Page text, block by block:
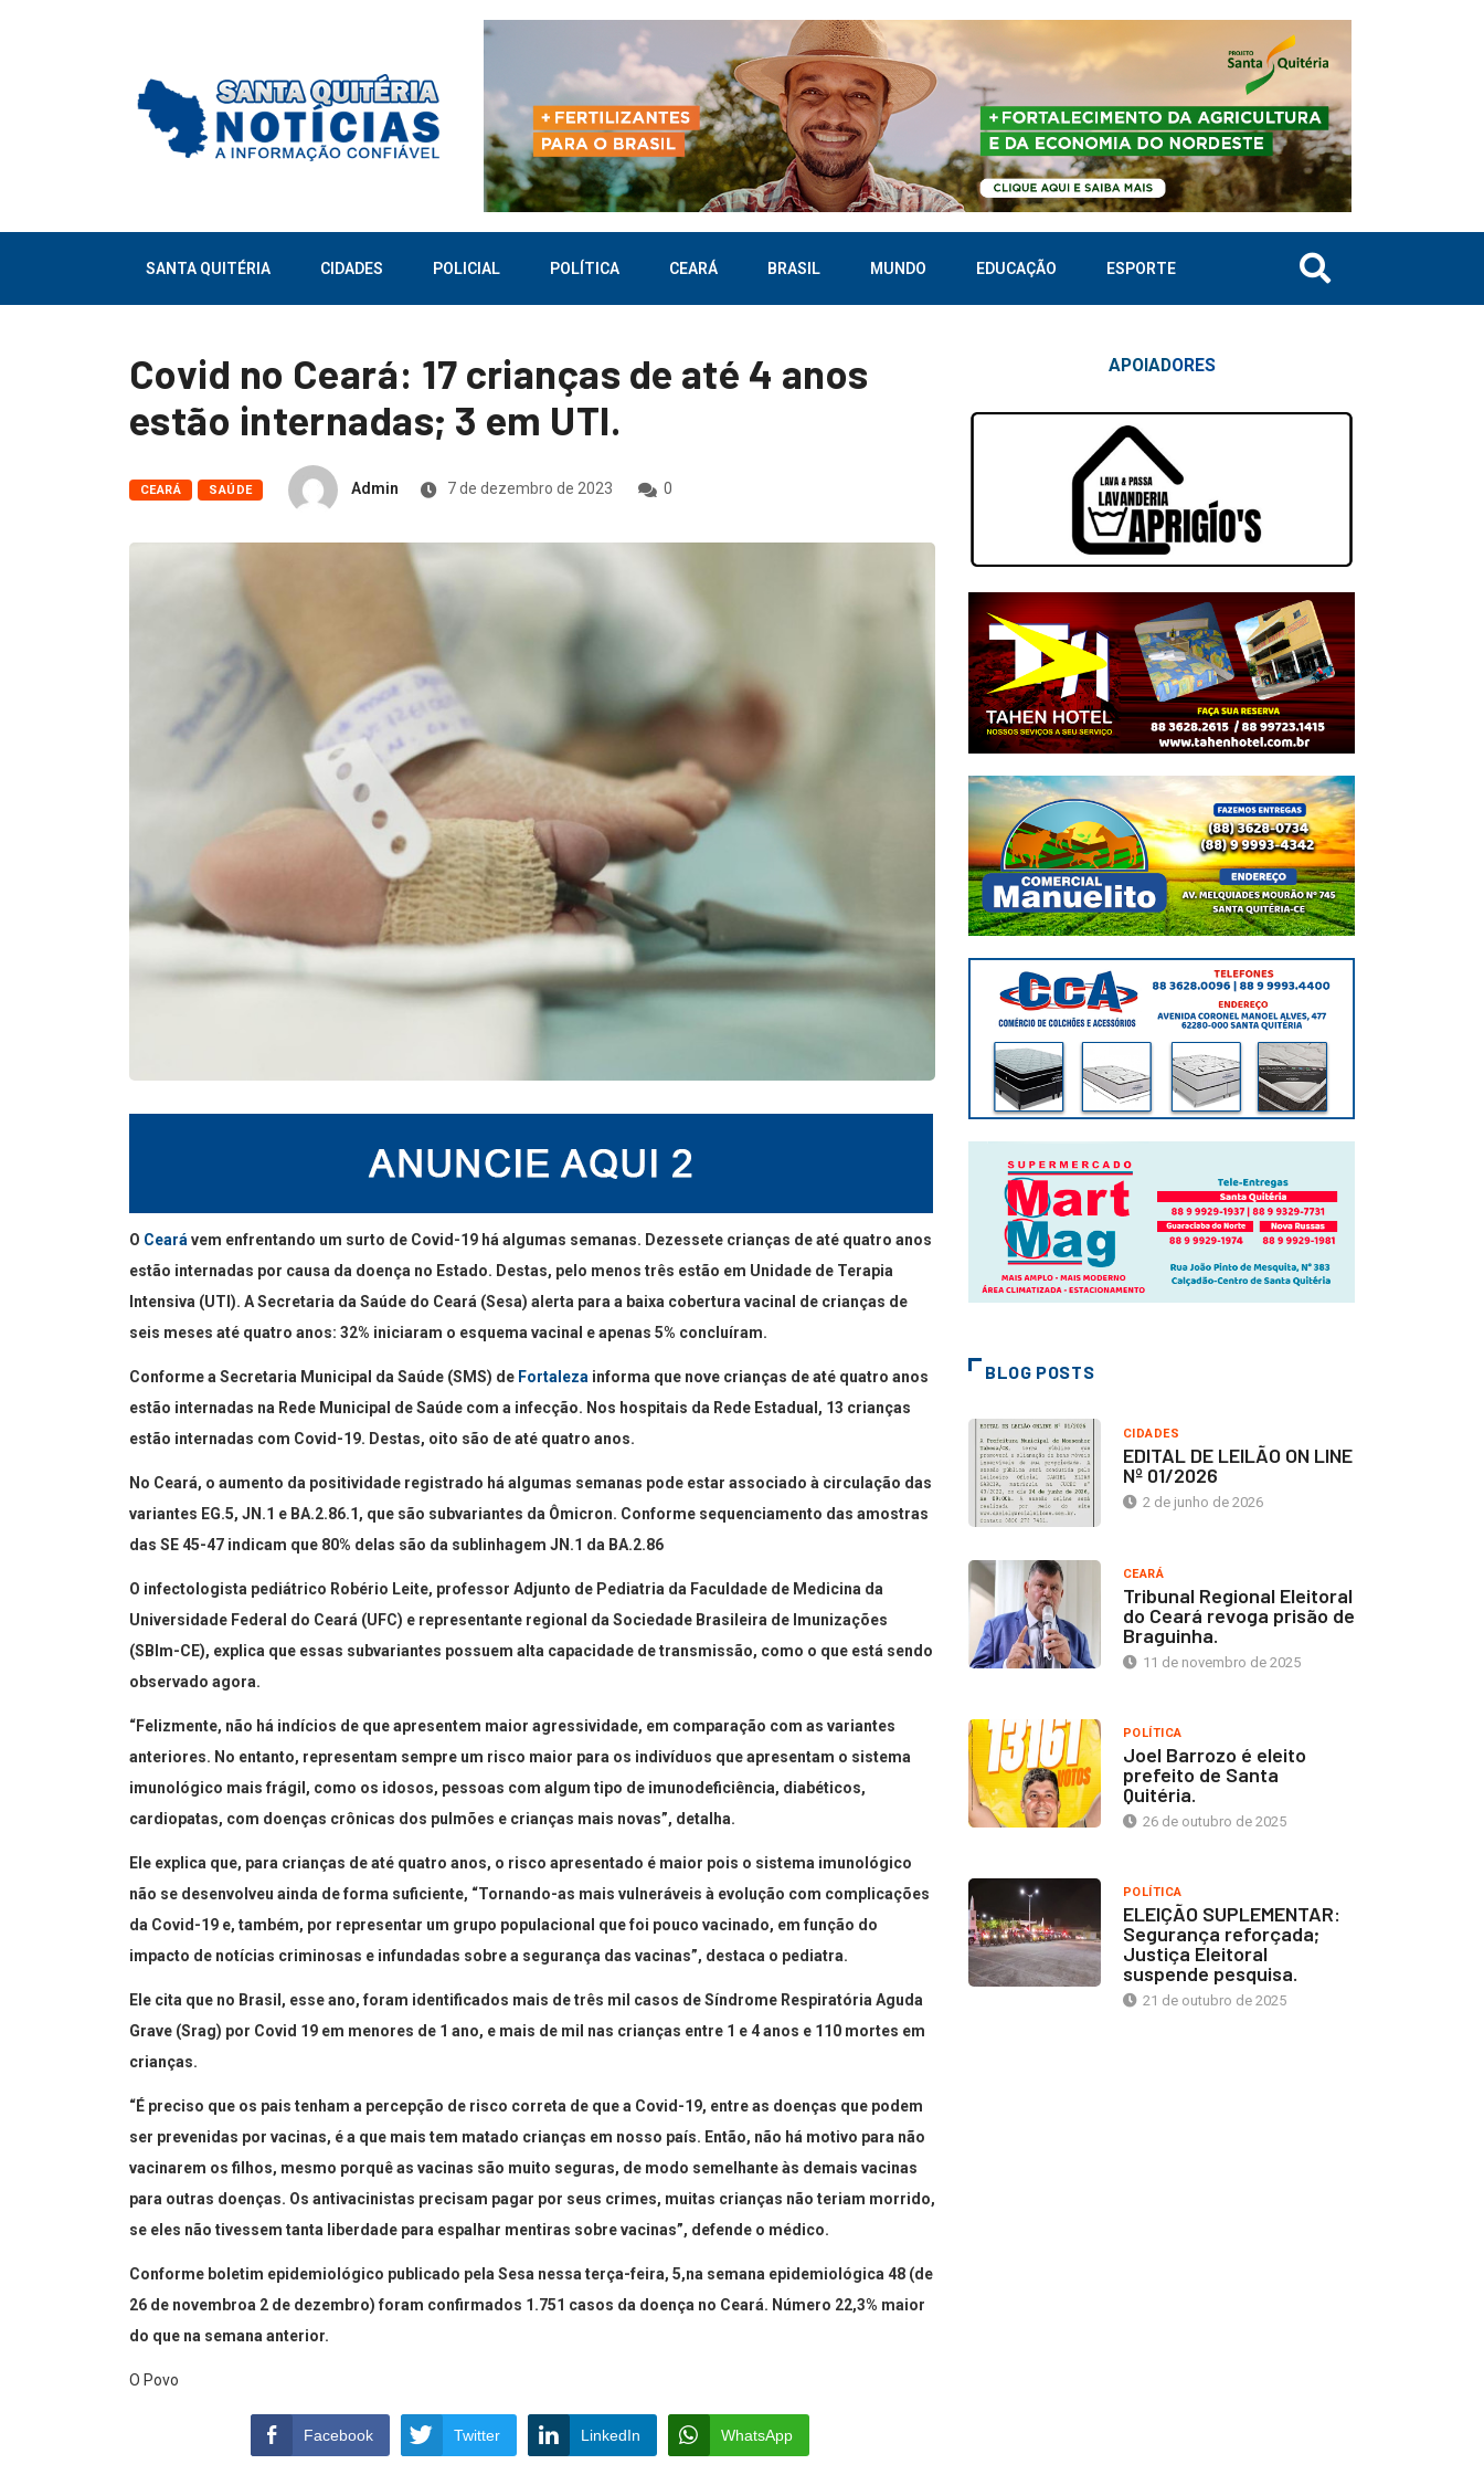
SANTA QUITÉRIA CIDADES POLICIAL POLÍTICA CEARÁ BRASIL MUNDO EDUCAÇÃO ESPORTE
Covid no Ceará: 17 crianças de até 4 anos
estão internadas; 3 em UTI.
CEARÁ SAÚDE Admin 7 de dezembro de 2023 0
O Ceará vem enfrentando um surto de Covid-19 há algumas semanas. Dezessete crianças de até quatro anos
estão internadas por causa da doença no Estado. Destas, pelo menos três estão em Unidade de Terapia
Intensiva (UTI). A Secretaria da Saúde do Ceará (Sesa) alerta para a baixa cobertura vacinal de crianças de
seis meses até quatro anos: 32% iniciaram o esquema vacinal e apenas 5% concluíram.
Conforme a Secretaria Municipal da Saúde (SMS) de Fortaleza informa que nove crianças de até quatro anos
estão internadas na Rede Municipal de Saúde com a infecção. Nos hospitais da Rede Estadual, 13 crianças
estão internadas com Covid-19. Destas, oito são de até quatro anos.
No Ceará, o aumento da positividade registrado há algumas semanas pode estar associado à circulação das
variantes EG.5, JN.1 e BA.2.86.1, que são subvariantes da Ômicron. Conforme sequenciamento das amostras
das SE 45-47 indicam que 80% delas são da sublinhagem JN.1 da BA.2.86
O infectologista pediátrico Robério Leite, professor Adjunto de Pediatria da Faculdade de Medicina da
Universidade Federal do Ceará (UFC) e representante regional da Sociedade Brasileira de Imunizações
(SBIm-CE), explica que essas subvariantes possuem alta capacidade de transmissão, como o que está sendo
observado agora.
“Felizmente, não há indícios de que apresentem maior agressividade, em comparação com as variantes
anteriores. No entanto, representam sempre um risco maior para os indivíduos que apresentam o sistema
imunológico mais frágil, como os idosos, pessoas com algum tipo de imunodeficiência, diabéticos,
cardiopatas, com doenças crônicas dos pulmões e crianças mais novas”, detalha.
Ele explica que, para crianças de até quatro anos, o risco apresentado é maior pois o sistema imunológico
não se desenvolveu ainda de forma suficiente, “Tornando-as mais vulneráveis à evolução com complicações
da Covid-19 e, também, por representar um grupo populacional que foi pouco vacinado, em função do
impacto de notícias criminosas e infundadas sobre a segurança das vacinas”, destaca o pediatra.
Ele cita que no Brasil, esse ano, foram identificados mais de três mil casos de Síndrome Respiratória Aguda
Grave (Srag) por Covid 19 em menores de 1 ano, e mais de mil nas crianças entre 1 e 4 anos e 110 mortes em
crianças.
“É preciso que os pais tenham a percepção de risco correta de que a Covid-19, entre as doenças que podem
ser prevenidas por vacinas, é a que mais tem matado crianças em nosso país. Então, não há motivo para não
vacinarem os filhos, mesmo porquê as vacinas são muito seguras, de modo semelhante às demais vacinas
para outras doenças. Os antivacinistas precisam pagar por seus crimes, muitas crianças não teriam morrido,
se eles não tivessem tanta liberdade para espalhar mentiras sobre vacinas”, defende o médico.
Conforme boletim epidemiológico publicado pela Sesa nessa terça-feira, 5,na semana epidemiológica 48 (de
26 de novembroa 2 de dezembro) foram confirmados 1.751 casos da doença no Ceará. Número 22,3% maior
do que na semana anterior.
O Povo
Facebook Twitter LinkedIn WhatsApp
APOIADORES
BLOG POSTS
CIDADES
EDITAL DE LEILÃO ON LINE
Nº 01/2026
2 de junho de 2026
CEARÁ
Tribunal Regional Eleitoral
do Ceará revoga prisão de
Braguinha.
11 de novembro de 2025
POLÍTICA
Joel Barrozo é eleito
prefeito de Santa
Quitéria.
26 de outubro de 2025
POLÍTICA
ELEIÇÃO SUPLEMENTAR:
Segurança reforçada;
Justiça Eleitoral
suspende pesquisa.
21 de outubro de 2025